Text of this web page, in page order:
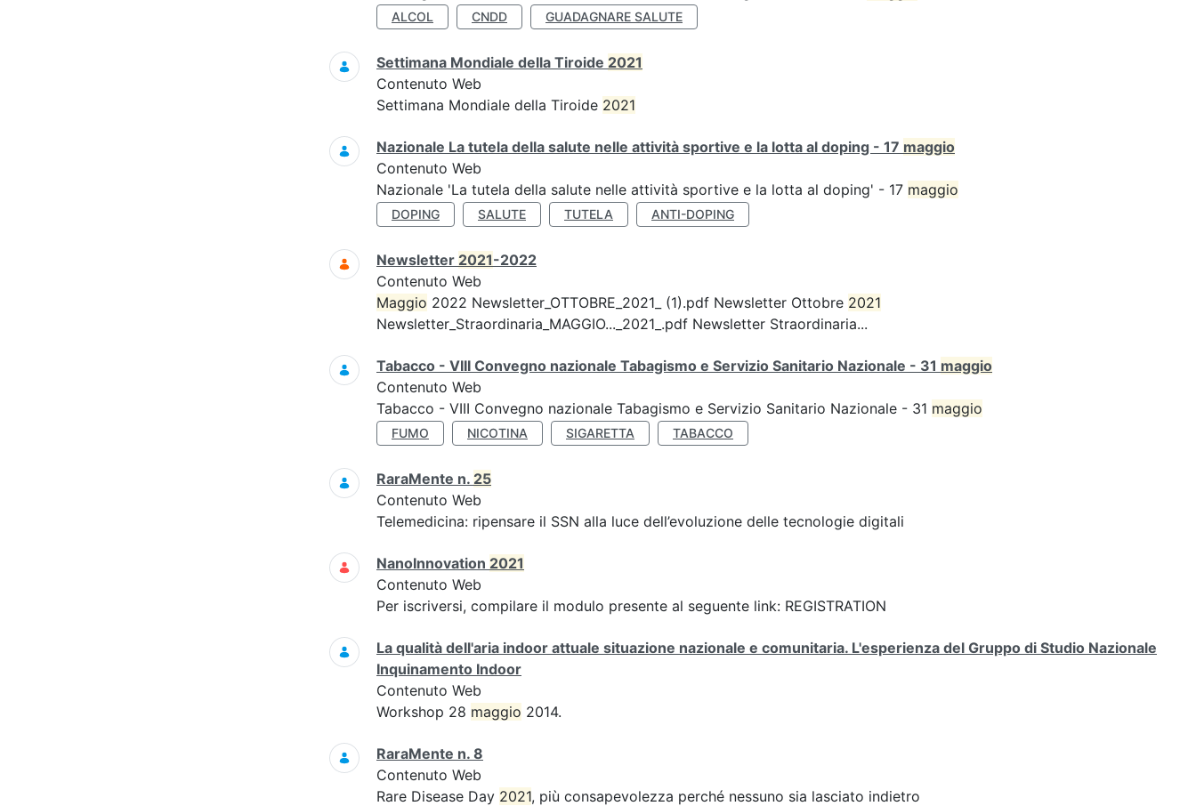
ALCOL CNDD GUADAGNARE SALUTE
Settimana Mondiale della Tiroide 2021
Contenuto Web
Settimana Mondiale della Tiroide 2021
Nazionale La tutela della salute nelle attività sportive e la lotta al doping - 17 maggio
Contenuto Web
Nazionale 'La tutela della salute nelle attività sportive e la lotta al doping' - 17 maggio
DOPING SALUTE TUTELA ANTI-DOPING
Newsletter 2021-2022
Contenuto Web
Maggio 2022 Newsletter_OTTOBRE_2021_ (1).pdf Newsletter Ottobre 2021
Newsletter_Straordinaria_MAGGIO..._2021_.pdf Newsletter Straordinaria...
Tabacco - VIII Convegno nazionale Tabagismo e Servizio Sanitario Nazionale - 31 maggio
Contenuto Web
Tabacco - VIII Convegno nazionale Tabagismo e Servizio Sanitario Nazionale - 31 maggio
FUMO NICOTINA SIGARETTA TABACCO
RaraMente n. 25
Contenuto Web
Telemedicina: ripensare il SSN alla luce dell’evoluzione delle tecnologie digitali
NanoInnovation 2021
Contenuto Web
Per iscriversi, compilare il modulo presente al seguente link: REGISTRATION
La qualità dell'aria indoor attuale situazione nazionale e comunitaria. L'esperienza del Gruppo di Studio Nazionale
Inquinamento Indoor
Contenuto Web
Workshop 28 maggio 2014.
RaraMente n. 8
Contenuto Web
Rare Disease Day 2021, più consapevolezza perché nessuno sia lasciato indietro